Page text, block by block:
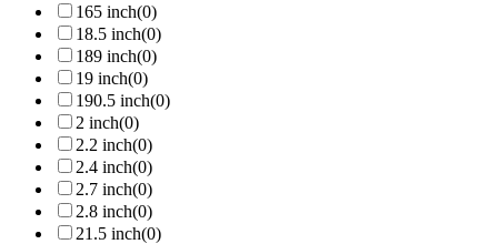
165 inch(0)
18.5 inch(0)
189 inch(0)
19 inch(0)
190.5 inch(0)
2 inch(0)
2.2 inch(0)
2.4 inch(0)
2.7 inch(0)
2.8 inch(0)
21.5 inch(0)